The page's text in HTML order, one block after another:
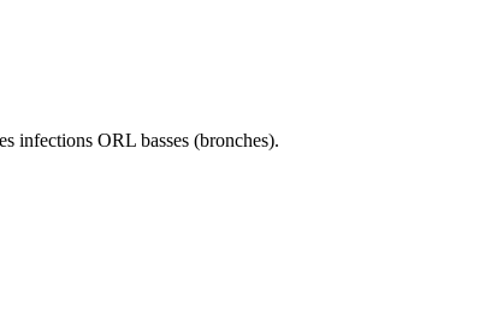
infections ORL basses (bronches).